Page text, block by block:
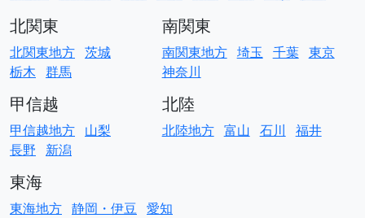
北関東
北関東地方 茨城
栃木 群馬
南関東
南関東地方 埼玉 千葉 東京
神奈川
甲信越
甲信越地方 山梨
長野
新潟
北陸
北陸地方 富山 石川 福井
東海
東海地方 静岡・伊豆 愛知